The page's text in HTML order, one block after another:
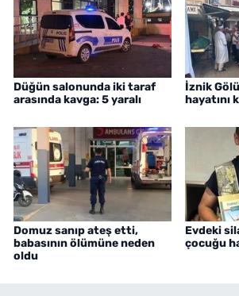
Düğün salonunda iki taraf
arasında kavga: 5 yaralı
İznik
hayatını
Domuz sanıp ateş etti,
babasının ölümüne neden
oldu
Evdeki
çocuğu